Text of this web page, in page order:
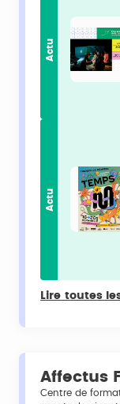
Actu
Actu
Lire toutes
Affectus
Centre de